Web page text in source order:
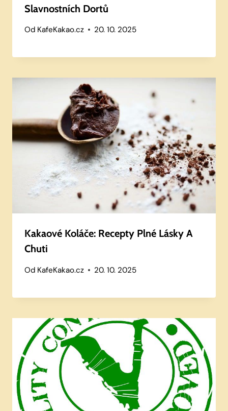
Slavnostních Dortů
Od KafeKakao.cz 20. 10. 2025
Kakaové Koláče: Recepty Plné Lásky A
Chuti
Od KafeKakao.cz 20. 10. 2025